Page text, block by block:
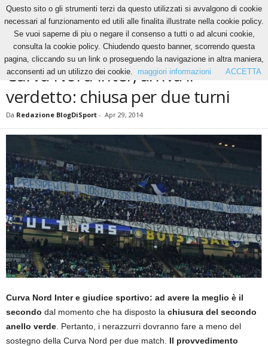
News Curva Nord Inter, arriva il verdetto: chiusa per due turni
NEWS
Curva Nord Inter, arriva il
verdetto: chiusa per due turni
Da Redazione BlogDiSport - Apr 29, 2014
Curva Nord Inter e giudice sportivo: ad avere la meglio è il
secondo dal momento che ha disposto la chiusura del secondo
anello verde . Pertanto, i nerazzurri dovranno fare a meno del
sostegno della Curva Nord per due match. Il provvedimento
Questo sito o gli strumenti terzi da questo utilizzati si avvalgono di cookie
necessari al funzionamento ed utili alle finalita illustrate nella cookie policy.
Se vuoi saperne di piu o negare il consenso a tutti o ad alcuni cookie,
consulta la cookie policy. Chiudendo questo banner, scorrendo questa
pagina, cliccando su un link o proseguendo la navigazione in altra maniera,
acconsenti ad un utilizzo dei cookie.
maggiori informazioni ACCETTA